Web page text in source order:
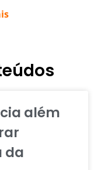
além
da